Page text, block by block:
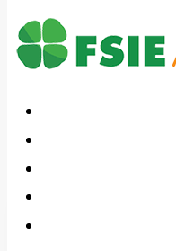
Saltar al contenido